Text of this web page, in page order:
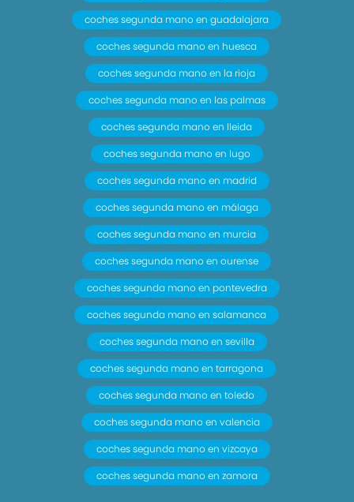
coches segunda mano en guadalajara
coches segunda mano en huesca
coches segunda mano en la rioja
coches segunda mano en las palmas
coches segunda mano en lleida
coches segunda mano en lugo
coches segunda mano en madrid
coches segunda mano en málaga
coches segunda mano en murcia
coches segunda mano en ourense
coches segunda mano en pontevedra
coches segunda mano en salamanca
coches segunda mano en sevilla
coches segunda mano en tarragona
coches segunda mano en toledo
coches segunda mano en valencia
coches segunda mano en vizcaya
coches segunda mano en zamora